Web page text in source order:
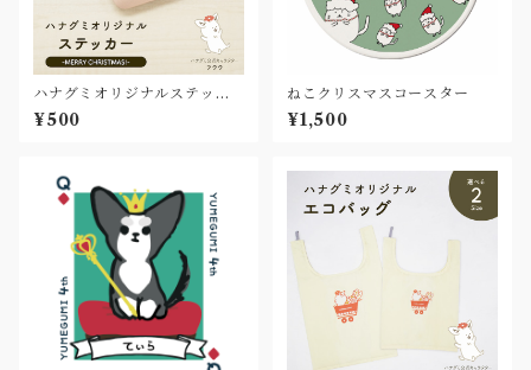
ハナグミオリジナルステッカ
ー✨MERRY CHRISTMAS!
¥500
ねこクリスマスコースター
¥1,500